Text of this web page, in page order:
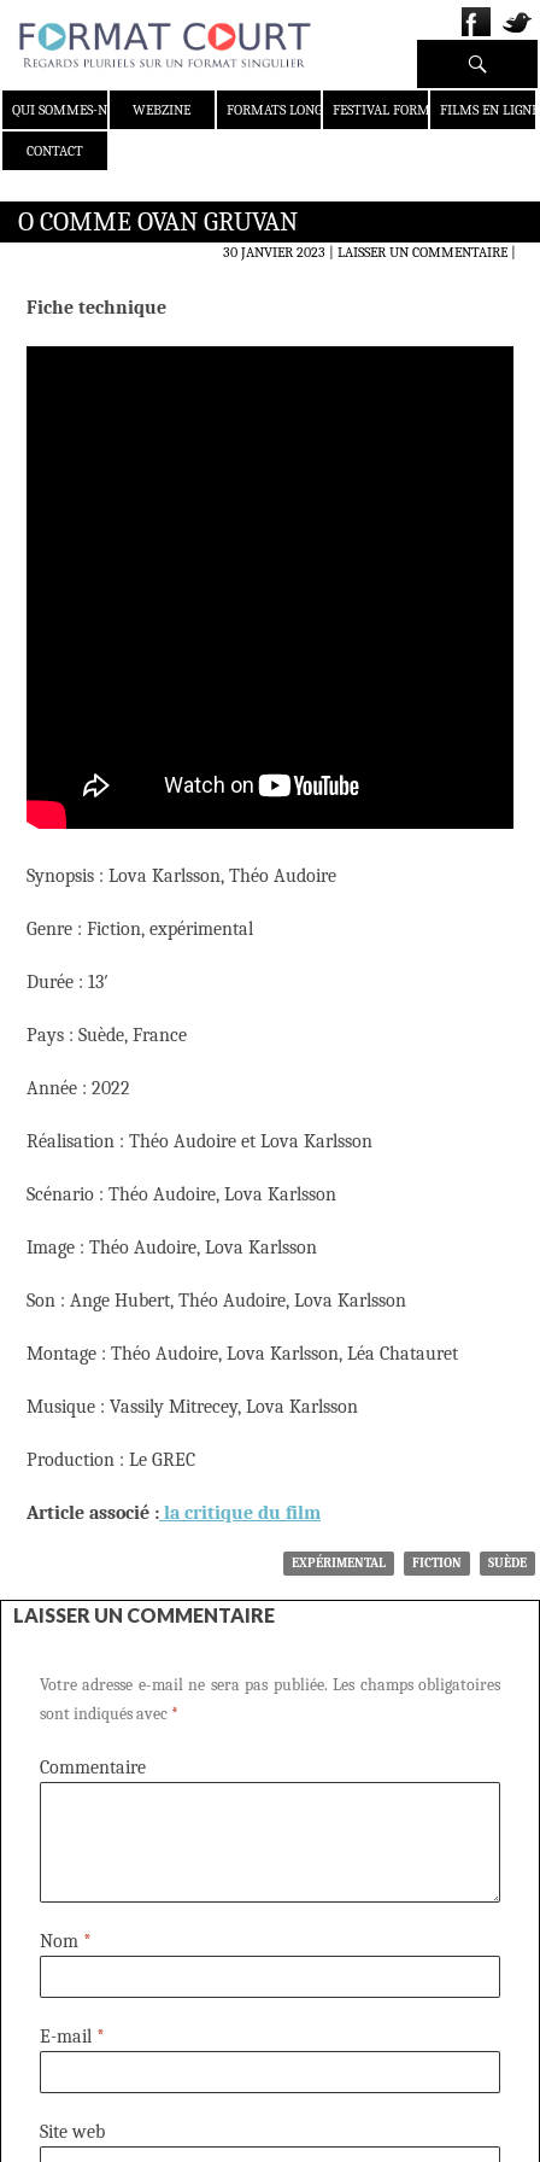
QUI SOMMES-NOUS ?WEBZINE FORMATS LONGS FESTIVAL FORMAT COURT
FILMS EN LIGNE
CONTACT
Recherche
O COMME OVAN GRUVAN
30 JANVIER 2023 LAISSER UN COMMENTAIRE|
Fiche technique
Synopsis : Lova Karlsson, Théo Audoire
Genre : Fiction, expérimental
Durée : 13′
Pays : Suède, France
Année : 2022
Réalisation : Théo Audoire et Lova Karlsson
Scénario : Théo Audoire, Lova Karlsson
Image : Théo Audoire, Lova Karlsson
Son : Ange Hubert, Théo Audoire, Lova Karlsson
Montage : Théo Audoire, Lova Karlsson, Léa Chatauret
Musique : Vassily Mitrecey, Lova Karlsson
Production : Le GREC
Article associé : la critique du film
EXPÉRIMENTAL FICTION SUÈDE
LAISSER UN COMMENTAIRE
Votre adresse e-mail ne sera pas publiée. Les champs obligatoires
sont indiqués avec *
Commentaire
Nom *
E-mail *
Site web